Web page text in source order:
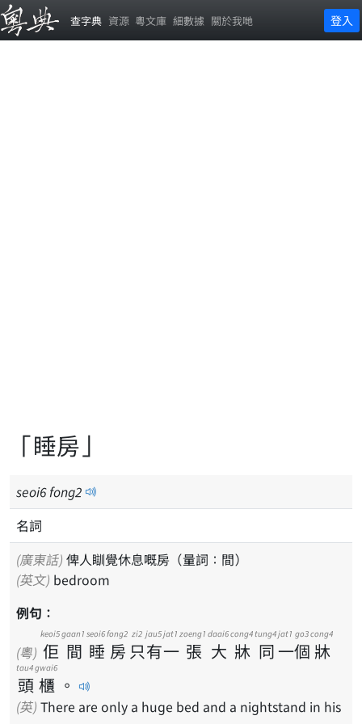
查字典 資源 粵文庫 細數據 關於我哋 登入
「睡房」
seoi6fong2
名詞
(廣東話) 俾人瞓覺休息嘅房（量詞：間）
(英文) bedroom
例句：
(粵) 佢
keoi5
間
gaan1
睡
seoi6
房
fong2
只
zi2
有
jau5
一
jat1
張
zoeng1
大
daai6
牀
cong4
同
tung4
一
jat1
個
go3
牀
cong4
頭
tau4
櫃
gwai6
。
(英) There are only a huge bed and a nightstand in his